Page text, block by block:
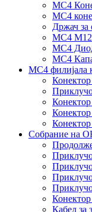
MC4
MC4
Држач за
MC4
MC4
MC4
MC4 филијала
Собрание на
Кабел за